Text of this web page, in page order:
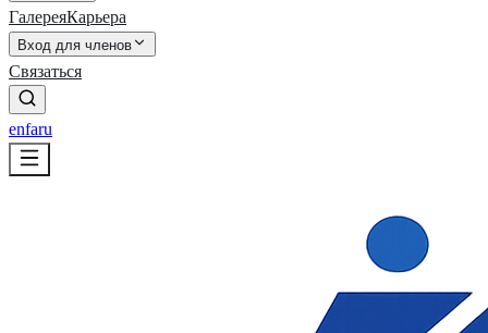
ГалереяКарьера
Вход для членов
Связаться
enfaru